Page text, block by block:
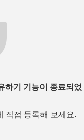
하기 기능이 종료되었
직접 등록해 보세요.